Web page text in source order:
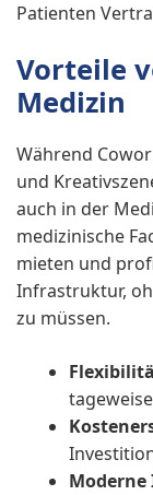
Patienten
Vorteile
Medizin
Während
und
auch in der
medizinische
mieten und
Infrastruktur,
zu müssen.